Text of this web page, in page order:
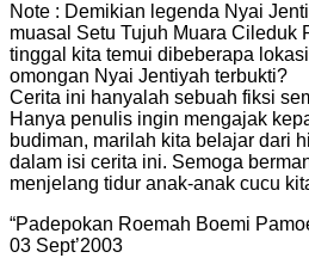
Note : Demikian legenda Nyai
muasal Setu Tujuh Muara Cileduk
tinggal kita temui dibeberapa
omongan Nyai Jentiyah terbukti?
Cerita ini hanyalah sebuah fiksi
Hanya penulis ingin mengajak
budiman, marilah kita belajar dari
dalam isi cerita ini. Semoga
menjelang tidur anak-anak cucu
“Padepokan Roemah Boemi
03 Sept’2003